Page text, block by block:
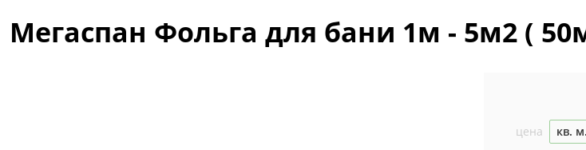
Мегаспан Фольга для бани 1м - 5м2 (
цена кв. м.